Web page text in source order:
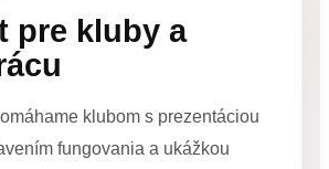
pre kluby a
klubom s prezentáciou
fungovania a ukážkou